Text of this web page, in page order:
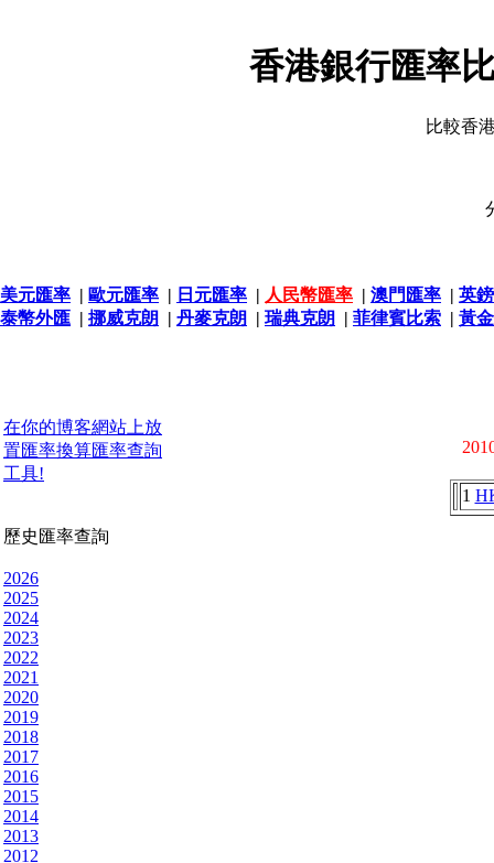
香港銀行匯率
比較香
美元匯率 | 歐元匯率 | 日元匯率 | 人民幣匯率 | 澳門匯率 | 英
泰幣外匯 | 挪威克朗 | 丹麥克朗 | 瑞典克朗 | 菲律賓比索 | 黃
在你的博客網站上放
置匯率換算匯率查詢
工具!
歷史匯率查詢
2026
2025
2024
2023
2022
2021
2020
2019
2018
2017
2016
2015
2014
2013
2012
1